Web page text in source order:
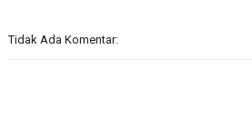
Tidak Ada Komentar: